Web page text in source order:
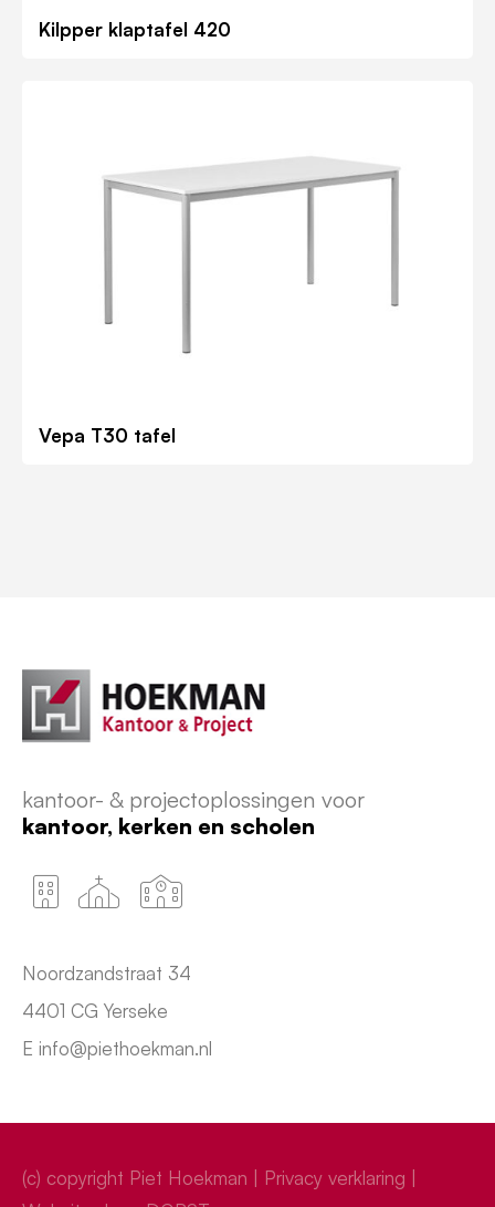
Kilpper klaptafel 420
Vepa T30 tafel
kantoor- & projectoplossingen voor
kantoor, kerken en scholen
Noordzandstraat 34
4401 CG Yerseke
E info@piethoekman.nl
(c) copyright Piet Hoekman | Privacy verklaring